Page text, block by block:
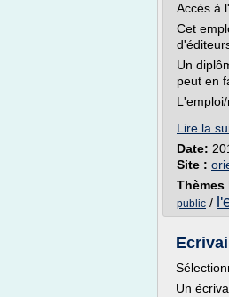
Accès à
Cet
Un
peut en
Lire la
Date:
Site :
Thèmes
public /
Un